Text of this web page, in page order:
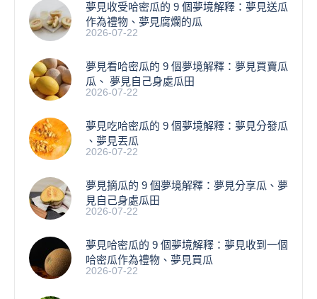
夢見收受哈密瓜的 9 個夢境解釋：夢見送瓜
作為禮物、夢見腐爛的瓜
2026-07-22
夢見看哈密瓜的 9 個夢境解釋：夢見買賣瓜
瓜、 夢見自己身處瓜田
2026-07-22
夢見吃哈密瓜的 9 個夢境解釋：夢見分發瓜
、夢見丟瓜
2026-07-22
夢見摘瓜的 9 個夢境解釋：夢見分享瓜、夢
見自己身處瓜田
2026-07-22
夢見哈密瓜的 9 個夢境解釋：夢見收到一個
哈密瓜作為禮物、夢見買瓜
2026-07-22